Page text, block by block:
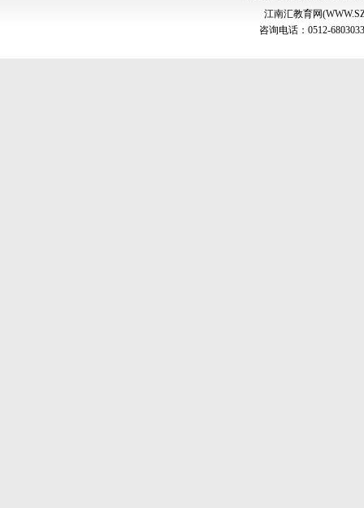
江南汇教育网
咨询电话：0512-